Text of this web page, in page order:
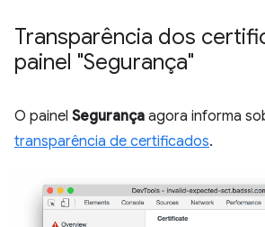
Transparência dos
painel "Segurança"
O painel Segurança agora informa
transparência de certificados.